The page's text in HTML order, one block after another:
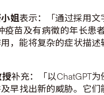
姐表示：「通过採用
苗及有病徵的年长
，能将复杂的症状描
授补充：「以ChatGPT
早找出新的威胁。它